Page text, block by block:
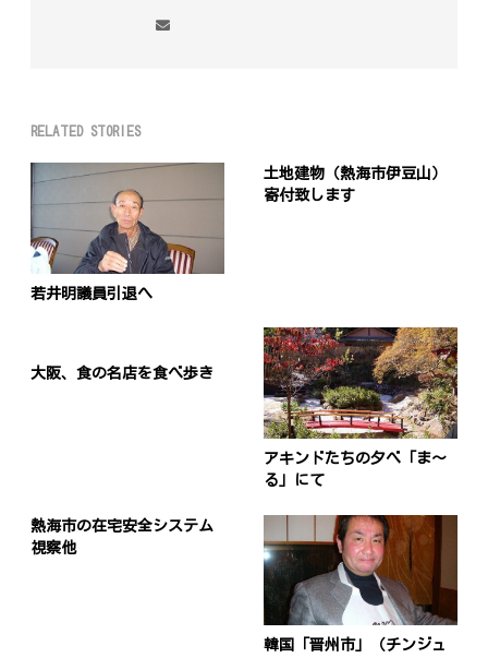
RELATED STORIES
若井明議員引退へ
土地建物（熱海市伊豆山）
寄付致します
大阪、食の名店を食べ歩き
アキンドたちの夕べ「ま～
る」にて
熱海市の在宅安全システム
視察他
韓国「晋州市」（チンジュ